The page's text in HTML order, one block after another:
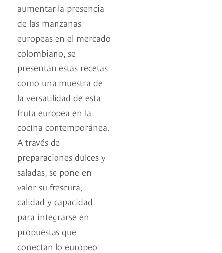
aumentar la presencia
de las manzanas
europeas en el mercado
colombiano, se
presentan estas recetas
como una muestra de
la versatilidad de esta
fruta europea en la
cocina contemporánea.
A través de
preparaciones dulces y
saladas, se pone en
valor su frescura,
calidad y capacidad
para integrarse en
propuestas que
conectan lo europeo